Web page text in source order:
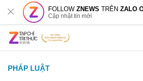
FOLLOWZNEWS TRÊNZALO
Cập nhật tin mới
PHÁP LUẬT